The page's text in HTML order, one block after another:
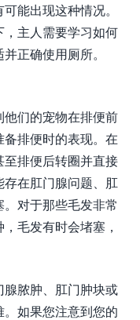
能出现这种情况。
主人需要学习如何
正确使用厕所。
们的宠物在排便前
排便时的表现。在
排便后转圈并直接
在肛门腺问题、肛
对于那些毛发非常
毛发有时会堵塞，
脓肿、肛门肿块或
如果您注意到您的